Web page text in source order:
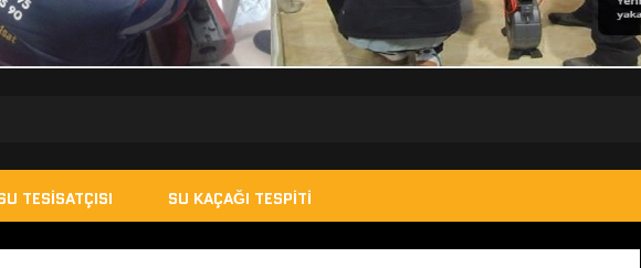
TESISATÇISI SU KAÇAĞI TESPITI